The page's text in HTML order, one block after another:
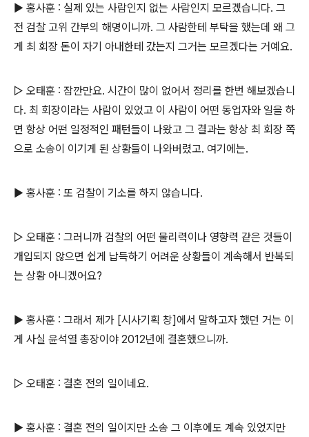
▶ 홍사훈 : 실제 있는 사람인지 없는 사람인지 모르겠습니다. 그
전 검찰 고위 간부의 해명이니까. 그 사람한테 부탁을 했는데 왜 그
게 최 회장 돈이 자기 아내한테 갔는지 그거는 모르겠다는 거예요.
▷ 오태훈 : 잠깐만요. 시간이 많이 없어서 정리를 한번 해보겠습니
다. 최 회장이라는 사람이 있었고 이 사람이 어떤 동업자와 일을 하
면 항상 어떤 일정적인 패턴들이 나왔고 그 결과는 항상 최 회장 쪽
으로 소송이 이기게 된 상황들이 나와버렸고. 여기에는.
▶ 홍사훈 : 또 검찰이 기소를 하지 않습니다.
▷ 오태훈 : 그러니까 검찰의 어떤 물리력이나 영향력 같은 것들이
개입되지 않으면 쉽게 납득하기 어려운 상황들이 계속해서 반복되
는 상황 아니겠어요?
▶ 홍사훈 : 그래서 제가 [시사기획 창]에서 말하고자 했던 거는 이
게 사실 윤석열 총장이야 2012년에 결혼했으니까.
▷ 오태훈 : 결혼 전의 일이네요.
▶ 홍사훈 : 결혼 전의 일이지만 소송 그 이후에도 계속 있었지만